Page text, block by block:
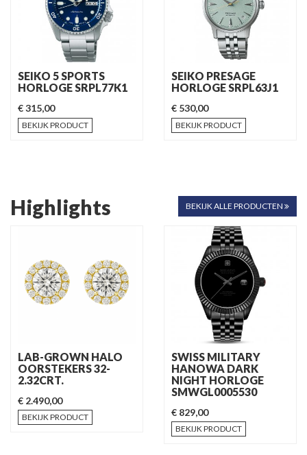
SEIKO 5 SPORTS
HORLOGE SRPL77K1
€ 315,00
BEKIJK PRODUCT
SEIKO PRESAGE
HORLOGE SRPL63J1
€ 530,00
BEKIJK PRODUCT
BEKIJK ALLE PRODUCTEN
Highlights
LAB-GROWN HALO
OORSTEKERS 32-
2.32CRT.
€ 2.490,00
BEKIJK PRODUCT
SWISS MILITARY
HANOWA DARK
NIGHT HORLOGE
SMWGL0005530
€ 829,00
BEKIJK PRODUCT